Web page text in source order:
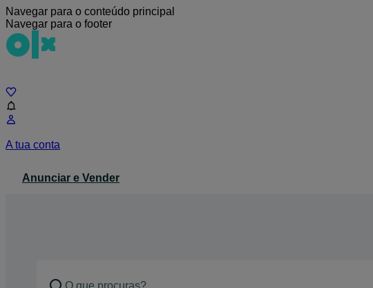
Navegar para o conteúdo principal
Navegar para o footer
A tua conta
Anunciar e Vender